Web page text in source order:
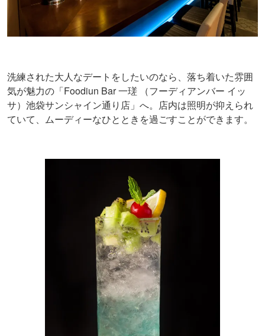
洗練された大人なデートをしたいのなら、落ち着いた雰囲
気が魅力の「Foodiun Bar 一瑳 （フーディアンバー イッ
サ）池袋サンシャイン通り店」へ。店内は照明が抑えられ
ていて、ムーディーなひとときを過ごすことができます。